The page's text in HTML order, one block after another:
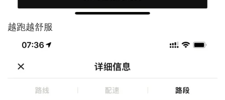
越跑越舒服